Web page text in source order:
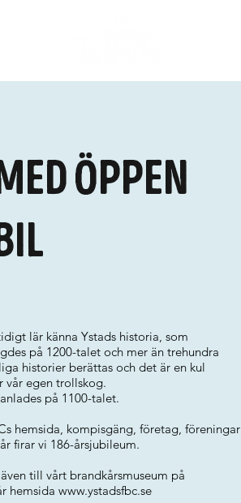
öppen
lär känna Ystads historia, som
på 1200-talet och mer än trehundra
historier berättas och det är en kul
vår egen trollskog.
på 1100-talet.
hemsida, kompisgäng, företag, föreningar
firar vi 186-årsjubileum.
till vårt brandkårsmuseum på
hemsida www.ystadsfbc.se